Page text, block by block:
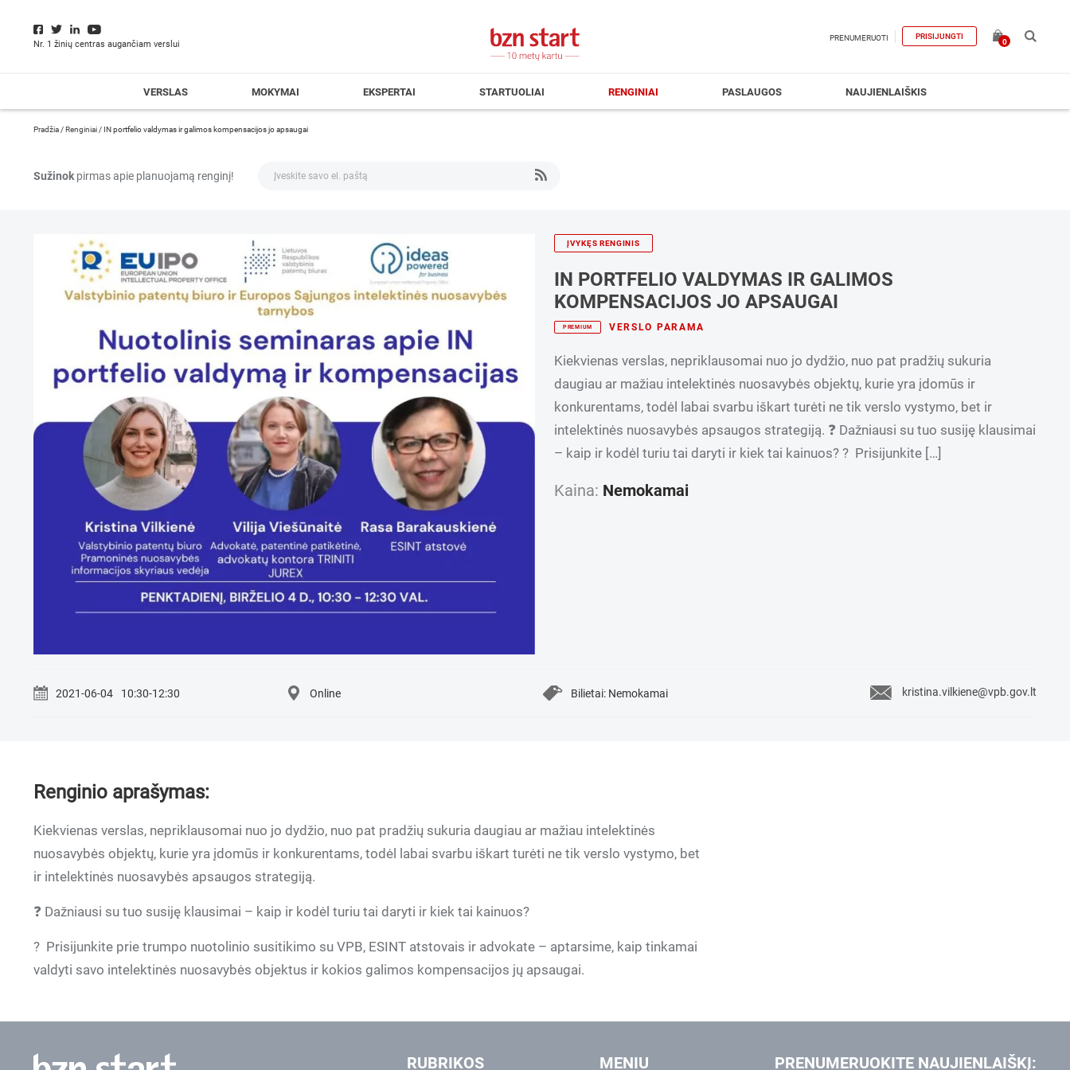
Nr. 1 žinių centras augančiam verslui
PRENUMERUOTI PRISIJUNGTI
0
VERSLAS MOKYMAI EKSPERTAI STARTUOLIAI RENGINIAI PASLAUGOS NAUJIENLAIŠKIS
Pradžia /Renginiai / IN portfelio valdymas ir galimos kompensacijos jo apsaugai
Sužinok pirmas apie planuojamą renginį!
ĮVYKĘS RENGINIS
IN PORTFELIO VALDYMAS IR GALIMOS
KOMPENSACIJOS JO APSAUGAI
PREMIUM VERSLO PARAMA
Kiekvienas verslas, nepriklausomai nuo jo dydžio, nuo pat pradžių sukuria
daugiau ar mažiau intelektinės nuosavybės objektų, kurie yra įdomūs ir
konkurentams, todėl labai svarbu iškart turėti ne tik verslo vystymo, bet ir
intelektinės nuosavybės apsaugos strategiją. ❓ Dažniausi su tuo susiję klausimai
– kaip ir kodėl turiu tai daryti ir kiek tai kainuos? ? Prisijunkite […]
Kaina: Nemokamai
2021-06-04 10:30-12:30 Online Bilietai: Nemokamai kristina.vilkiene@vpb.gov.lt
Renginio aprašymas:
Kiekvienas verslas, nepriklausomai nuo jo dydžio, nuo pat pradžių sukuria daugiau ar mažiau intelektinės
nuosavybės objektų, kurie yra įdomūs ir konkurentams, todėl labai svarbu iškart turėti ne tik verslo vystymo, bet
ir intelektinės nuosavybės apsaugos strategiją.
❓ Dažniausi su tuo susiję klausimai – kaip ir kodėl turiu tai daryti ir kiek tai kainuos?
? Prisijunkite prie trumpo nuotolinio susitikimo su VPB, ESINT atstovais ir advokate – aptarsime, kaip tinkamai
valdyti savo intelektinės nuosavybės objektus ir kokios galimos kompensacijos jų apsaugai.
RUBRIKOS MENIU PRENUMERUOKITE NAUJIENLAIŠKĮ: